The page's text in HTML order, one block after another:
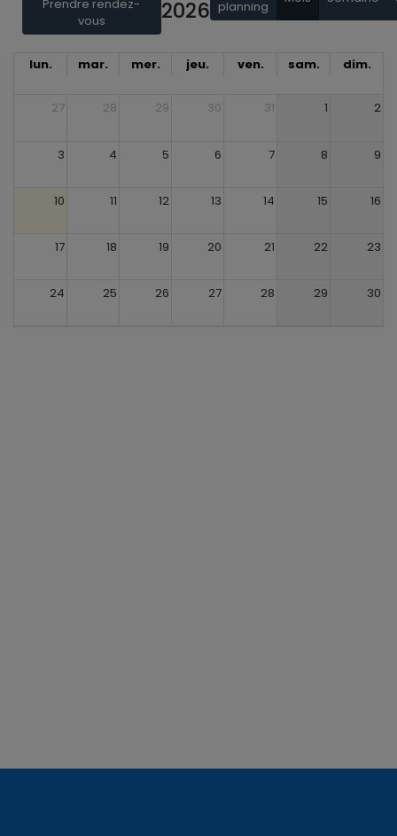
Prendre rendez-
vous
2026 planning
lun. mar. mer. jeu. ven. sam. dim.
27 28 29 30 31 1 2
3 4 5 6 7 8 9
10 11 12 13 14 15 16
17 18 19 20 21 22 23
24 25 26 27 28 29 30